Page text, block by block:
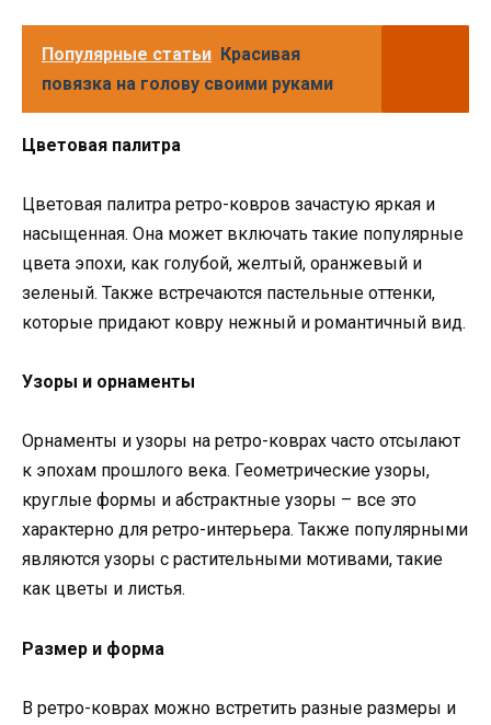
Популярные статьи Красивая
повязка на голову своими руками
Цветовая палитра
Цветовая палитра ретро-ковров зачастую яркая и
насыщенная. Она может включать такие популярные
цвета эпохи, как голубой, желтый, оранжевый и
зеленый. Также встречаются пастельные оттенки,
которые придают ковру нежный и романтичный вид.
Узоры и орнаменты
Орнаменты и узоры на ретро-коврах часто отсылают
к эпохам прошлого века. Геометрические узоры,
круглые формы и абстрактные узоры – все это
характерно для ретро-интерьера. Также популярными
являются узоры с растительными мотивами, такие
как цветы и листья.
Размер и форма
В ретро-коврах можно встретить разные размеры и